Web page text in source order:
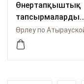
Өнертапқыштық
тапсырмаларды
шешу теориясы
технологиясының
қолданылуы